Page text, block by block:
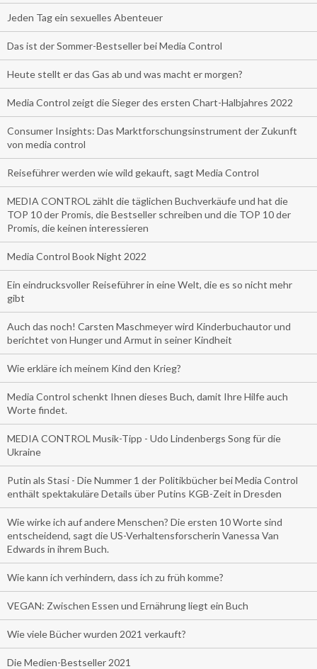
Jeden Tag ein sexuelles Abenteuer
Das ist der Sommer-Bestseller bei Media Control
Heute stellt er das Gas ab und was macht er morgen?
Media Control zeigt die Sieger des ersten Chart-Halbjahres 2022
Consumer Insights: Das Marktforschungsinstrument der Zukunft
von media control
Reiseführer werden wie wild gekauft, sagt Media Control
MEDIA CONTROL zählt die täglichen Buchverkäufe und hat die
TOP 10 der Promis, die Bestseller schreiben und die TOP 10 der
Promis, die keinen interessieren
Media Control Book Night 2022
Ein eindrucksvoller Reiseführer in eine Welt, die es so nicht mehr
gibt
Auch das noch! Carsten Maschmeyer wird Kinderbuchautor und
berichtet von Hunger und Armut in seiner Kindheit
Wie erkläre ich meinem Kind den Krieg?
Media Control schenkt Ihnen dieses Buch, damit Ihre Hilfe auch
Worte findet.
MEDIA CONTROL Musik-Tipp - Udo Lindenbergs Song für die
Ukraine
Putin als Stasi - Die Nummer 1 der Politikbücher bei Media Control
enthält spektakuläre Details über Putins KGB-Zeit in Dresden
Wie wirke ich auf andere Menschen? Die ersten 10 Worte sind
entscheidend, sagt die US-Verhaltensforscherin Vanessa Van
Edwards in ihrem Buch.
Wie kann ich verhindern, dass ich zu früh komme?
VEGAN: Zwischen Essen und Ernährung liegt ein Buch
Wie viele Bücher wurden 2021 verkauft?
Die Medien-Bestseller 2021